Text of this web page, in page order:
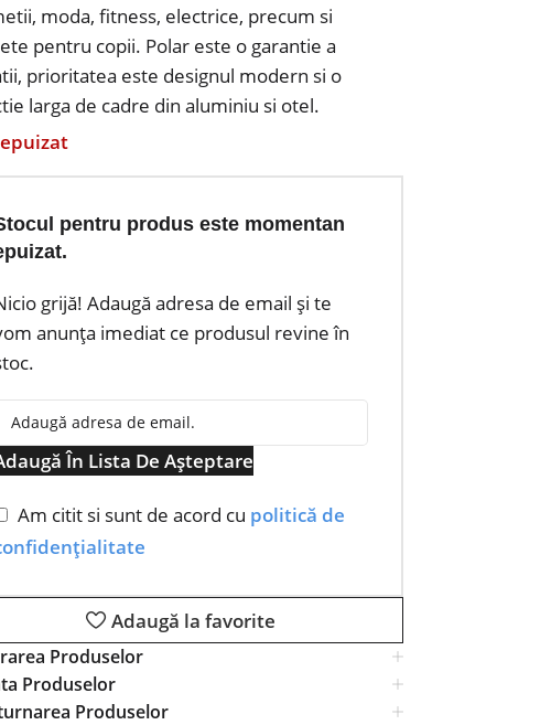
moda, fitness, electrice, precum si
pentru copii. Polar este o garantie a
prioritatea este designul modern si o
larga de cadre din aluminiu si otel.
pentru produs este momentan
grijă! Adaugă adresa de email și te
anunța imediat ce produsul revine în
În Lista De Așteptare
Am citit si sunt de acord cu politică de
Adaugă la favorite
Produselor
Produselor
Produselor